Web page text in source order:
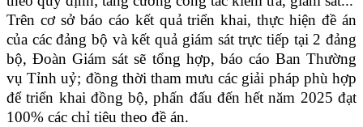
Trên cơ sở báo cáo kết quả triển khai, thực hiện đề án
của các đảng bộ và kết quả giám sát trực tiếp tại 2 đảng
bộ, Đoàn Giám sát sẽ tổng hợp, báo cáo Ban Thường
vụ Tỉnh uỷ; đồng thời tham mưu các giải pháp phù hợp
để triển khai đồng bộ, phấn đấu đến hết năm 2025 đạt
100% các chỉ tiêu theo đề án.